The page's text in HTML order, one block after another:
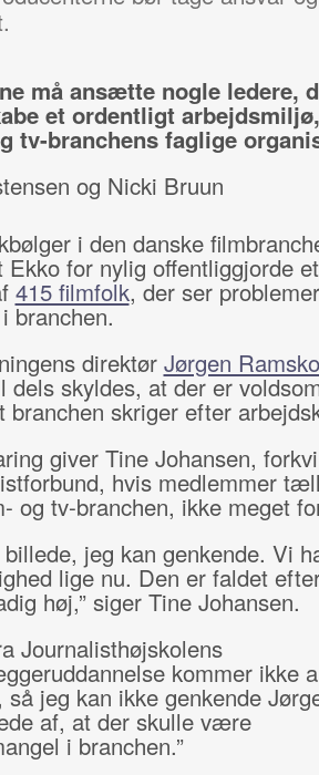
må ansætte nogle ledere,
et ordentligt
tv-branchens faglige
og Nicki Bruun
i den danske
Ekko for nylig offentliggjorde
415 filmfolk, der ser
branchen.
direktør Jørgen
dels skyldes, at der er
branchen skriger efter
giver Tine Johansen,
hvis medlemmer
og tv-branchen, ikke meget
jeg kan genkende. Vi
lige nu. Den er faldet
høj,” siger Tine Johansen.
Journalisthøjskolens
kommer ikke
jeg kan ikke genkende
af, at der skulle være
i branchen.”